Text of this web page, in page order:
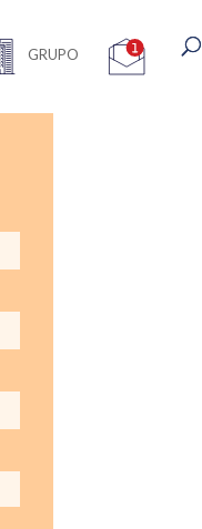
GRUPO